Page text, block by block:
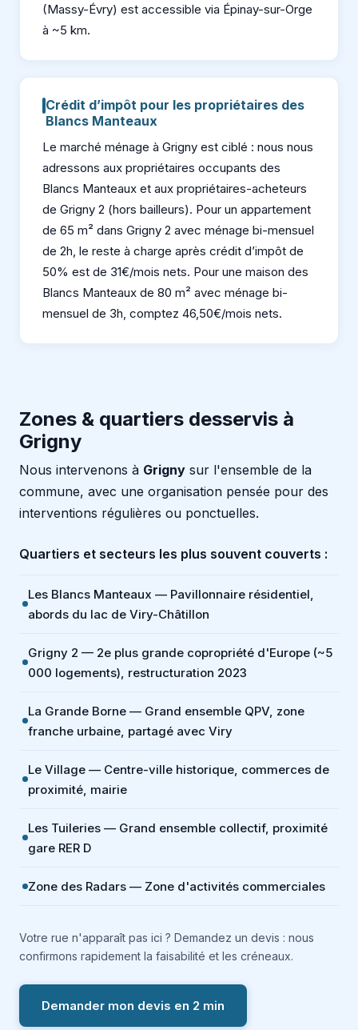
(Massy-Évry) est accessible via Épinay-sur-Orge
à ~5 km.
Crédit d’impôt pour les propriétaires des
Blancs Manteaux
Le marché ménage à Grigny est ciblé : nous nous
adressons aux propriétaires occupants des
Blancs Manteaux et aux propriétaires-acheteurs
de Grigny 2 (hors bailleurs). Pour un appartement
de 65 m² dans Grigny 2 avec ménage bi-mensuel
de 2h, le reste à charge après crédit d’impôt de
50% est de 31€/mois nets. Pour une maison des
Blancs Manteaux de 80 m² avec ménage bi-
mensuel de 3h, comptez 46,50€/mois nets.
Zones & quartiers desservis à
Grigny
Nous intervenons à Grigny sur l'ensemble de la
commune, avec une organisation pensée pour des
interventions régulières ou ponctuelles.
Quartiers et secteurs les plus souvent couverts :
Les Blancs Manteaux — Pavillonnaire résidentiel,
abords du lac de Viry-Châtillon
Grigny 2 — 2e plus grande copropriété d'Europe (~5
000 logements), restructuration 2023
La Grande Borne — Grand ensemble QPV, zone
franche urbaine, partagé avec Viry
Le Village — Centre-ville historique, commerces de
proximité, mairie
Les Tuileries — Grand ensemble collectif, proximité
gare RER D
Zone des Radars — Zone d'activités commerciales
Votre rue n'apparaît pas ici ? Demandez un devis : nous
confirmons rapidement la faisabilité et les créneaux.
Demander mon devis en 2 min